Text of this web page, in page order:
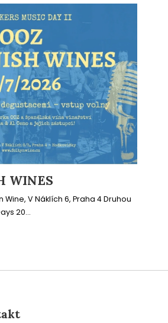
WINES
Wine, V Náklích 6, Praha 4 Druhou
20...